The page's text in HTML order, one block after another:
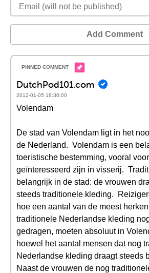
Add Comment
DutchPod101.com
2012-01-05 18:30:00
Volendam
De stad van Volendam ligt in het
de Nederland. Volendam is een
toeristische bestemming, vooral
geïnteresseerd zijn in visserij.
belangrijk in de stad: de vrouwen
steeds traditionele kleding.
hoe een aantal van de meest
traditionele Nederlandse kleding
gedragen, moeten absoluut in
hoewel het aantal mensen dat nog
Nederlandse kleding draagt steeds
Naast de vrouwen de nog